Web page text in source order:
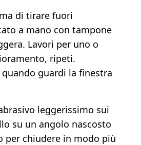
di tirare fuori
a mano con tampone
Lavori per uno o
ripeti.
quando guardi la finestra
leggerissimo sui
su un angolo nascosto
per chiudere in modo più